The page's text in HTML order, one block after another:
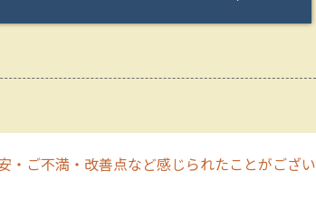
・ご不満・改善点など感じられたことがござい